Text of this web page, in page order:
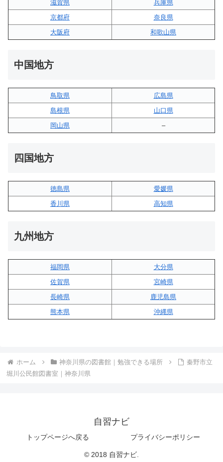
滋賀県
兵庫県
京都府
奈良県
大阪府
和歌山県
中国地方
鳥取県
広島県
島根県
山口県
岡山県
–
四国地方
徳島県
愛媛県
香川県
高知県
九州地方
福岡県
大分県
佐賀県
宮崎県
長崎県
鹿児島県
熊本県
沖縄県
ホーム 神奈川県の図書館｜勉強できる場所
秦野市立
堀川公民館図書室｜神奈川県
自習ナビ
トップページへ戻る プライバシーポリシー
© 2018 自習ナビ.